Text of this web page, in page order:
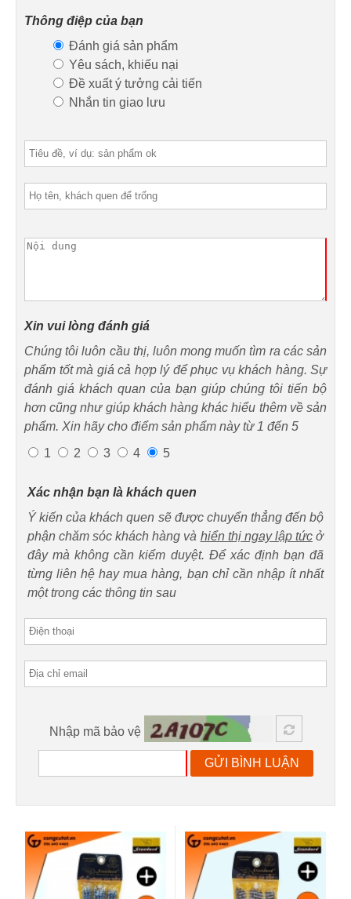
Thông điệp của bạn
Đánh giá sản phẩm
Yêu sách, khiếu nại
Đề xuất ý tưởng cải tiến
Nhắn tin giao lưu
Xin vui lòng đánh giá
Chúng tôi luôn cầu thị, luôn mong muốn tìm ra các sản
phẩm tốt mà giá cả hợp lý để phục vụ khách hàng. Sự
đánh giá khách quan của bạn giúp chúng tôi tiến bộ
hơn cũng như giúp khách hàng khác hiểu thêm về sản
phẩm. Xin hãy cho điểm sản phẩm này từ 1 đến 5
1
2 3 4 5
Xác nhận bạn là khách quen
Ý kiến của khách quen sẽ được chuyển thẳng đến bộ
phận chăm sóc khách hàng và hiển thị ngay lập tứcở
đây mà không cần kiểm duyệt. Để xác định bạn đã
từng liên hệ hay mua hàng, bạn chỉ cần nhập ít nhất
một trong các thông tin sau
Nhập mã bảo vệ
GỬI BÌNH LUẬN